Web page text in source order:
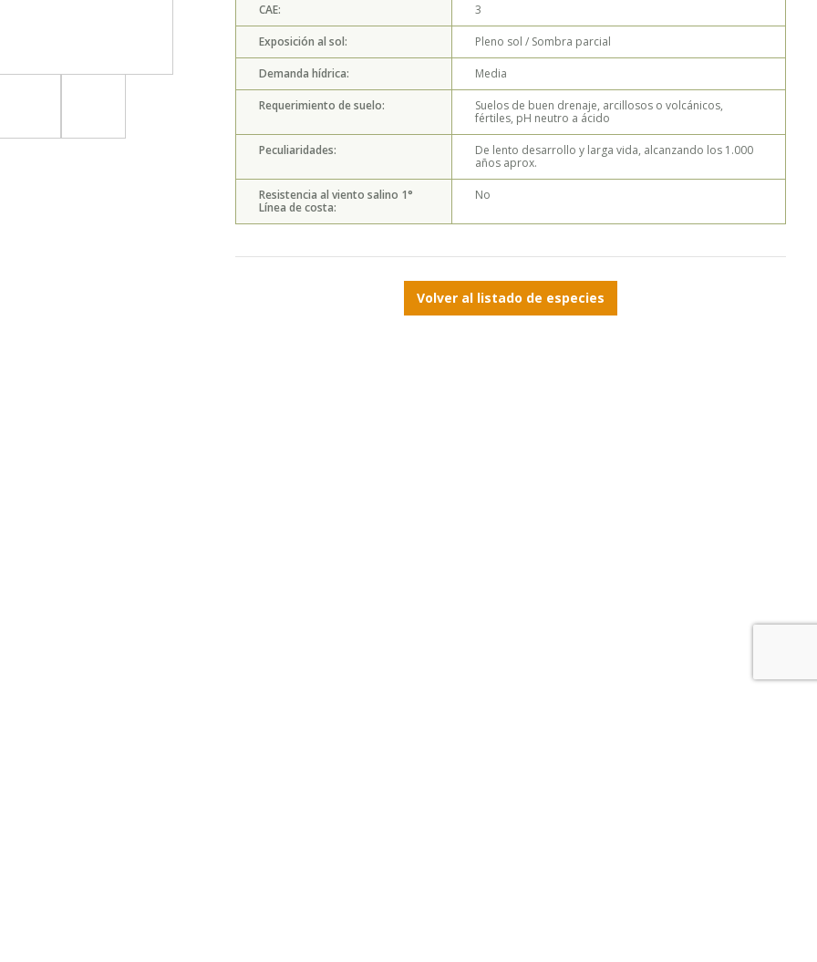
CAE: 3
Exposición al sol: Pleno sol / Sombra parcial
Demanda hídrica: Media
Requerimiento de suelo:
Suelos de buen drenaje, arcillosos o volcánicos,
fértiles, pH neutro a ácido
Peculiaridades:
De lento desarrollo y larga vida, alcanzando los 1.000
años aprox.
Resistencia al viento salino 1°
Línea de costa:
No
Volver al listado de especies